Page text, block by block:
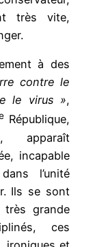
très vite,
à des
contre le
le virus »,
République,
apparaît
incapable
l’unité
Ils se sont
très grande
ces